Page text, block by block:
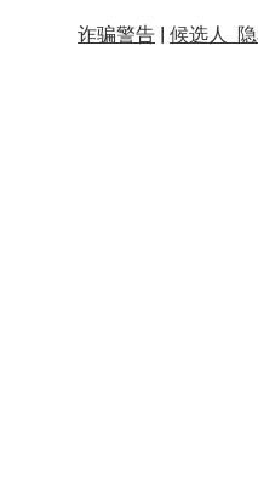
诈骗警告| 候选人 隐